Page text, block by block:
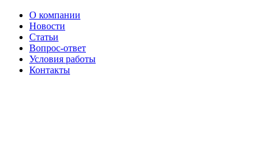
О компании
Новости
Статьи
Вопрос-ответ
Условия работы
Контакты